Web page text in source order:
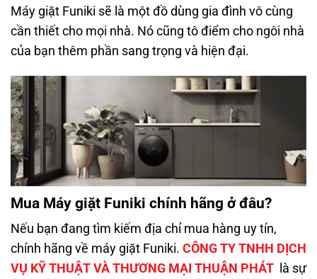
Máy giặt Funiki sẽ là một đồ dùng gia đình vô cùng
cần thiết cho mọi nhà. Nó cũng tô điểm cho ngôi nhà
của bạn thêm phần sang trọng và hiện đại.
Mua Máy giặt Funiki chính hãng ở đâu?
Nếu bạn đang tìm kiếm địa chỉ mua hàng uy tín,
chính hãng về máy giặt Funiki. CÔNG TY TNHH DỊCH
VỤ KỸ THUẬT VÀ THƯƠNG MẠI THUẬN PHÁT
là sự